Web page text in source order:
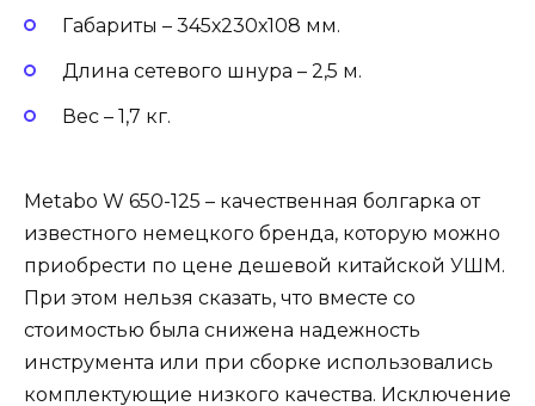
Габариты – 345х230х108 мм.
Длина сетевого шнура – 2,5 м.
Вес – 1,7 кг.
Metabo W 650-125 – качественная болгарка от
известного немецкого бренда, которую можно
приобрести по цене дешевой китайской УШМ.
При этом нельзя сказать, что вместе со
стоимостью была снижена надежность
инструмента или при сборке использовались
комплектующие низкого качества. Исключение